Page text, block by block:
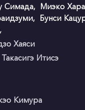
Симада, Миэко
, Бунси
,
Хаяси
Итисэ
Кимура